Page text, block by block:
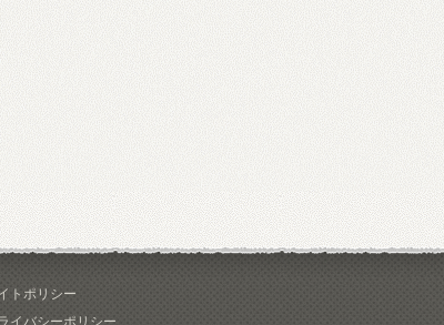
トポリシー
イバシーポリシー